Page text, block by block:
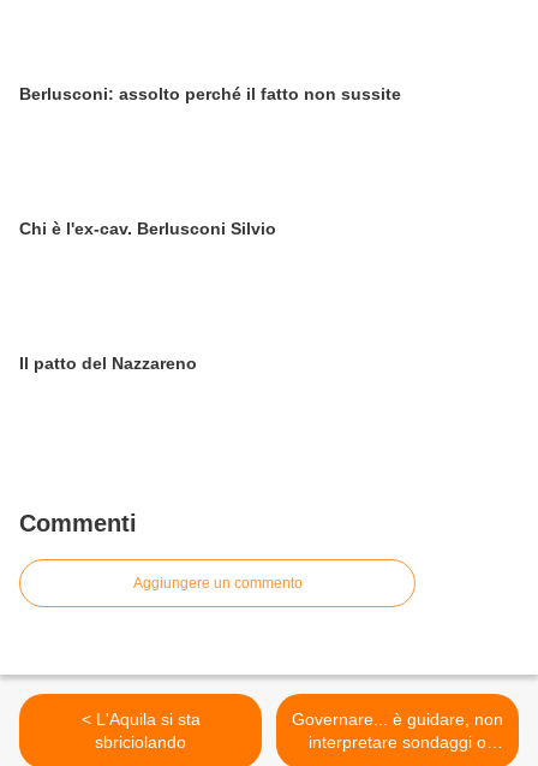
Berlusconi: assolto perché il fatto non sussite
Chi è l'ex-cav. Berlusconi Silvio
Il patto del Nazzareno
Commenti
Aggiungere un commento
< L'Aquila si sta
sbriciolando
Governare... è guidare, non
interpretare sondaggi o